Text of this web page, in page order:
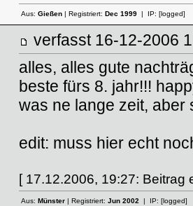
Aus: Gießen| Registriert: Dec 1999| IP: [logged]
verfasst 16-12-
alles, alles gute
beste fürs 8. jahr!!!
was ne lange zeit,
edit: muss hier echt
[ 17.12.2006, 19:27: Beitrag
Aus: Münster| Registriert: Jun 2002| IP: [logged]